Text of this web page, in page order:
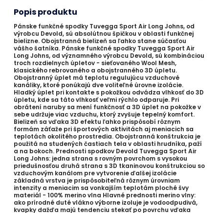
Popis produktu
Pánske funkčné spodky Tuvegga Sport Air Long Johns, od
výrobcu Devold, sú absolútnou špičkou v oblasti funkčnej
bielizne. Obojstranná bielizeň sa ľahko stane súčasťou
vášho šatníka. Pánske funkčné spodky Tuvegga Sport Air
Long Johns, od významného výrobcu Devold, sú kombináciou
troch rozdielnych úpletov - sieťovaného Wool Mesh,
klasického rebrovaného a obojstranného 3D úpletu.
Obojstranný úplet má teplotu regulujúcu vzduchové
kanáliky, ktoré ponúkajú dve voliteľné úrovne izolácie.
Hladký úplet pri kontakte s pokožkou odvádza vlhkosť do 3D
úpletu, kde sa táto vlhkosť veľmi rýchlo odparuje. Pri
obrátení naruby sa mení funkčnosť a 3D úplet na pokožke v
sebe udržuje viac vzduchu, ktorý zvyšuje tepelný komfort.
Bielizeň sa vďaka 3D efektu ľahko prispôsobí rôznym
formám záťaže pri športových aktivitách aj meniacich sa
teplotách okolitého prostredia. Obojstranná konštrukcia je
použitá na studených častiach tela v oblasti hrudníka, paží
a na bokoch. Prednosti spodkov Devold Tuvegga Sport Air
Long Johns: jedna strana s rovným povrchom s vysokou
priedušnosťou druhá strana s 3D tkaninovou konštrukciou so
vzduchovým kanálom pre vytvorenie ďalšej izolácie
základná vrstva je prispôsobiteľná rôznym úrovniam
intenzity a meniacim sa vonkajším teplotám ploché švy
materiál - 100% merino vlna Hlavné prednosti merino vlny:
ako prírodné duté vlákno výborne izoluje je vodoodpudivá,
kvapky dažďa majú tendenciu stekať po povrchu vďaka